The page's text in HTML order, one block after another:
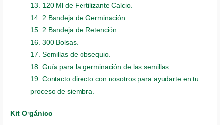
13. 120 Ml de Fertilizante Calcio.
14. 2 Bandeja de Germinación.
15. 2 Bandeja de Retención.
16. 300 Bolsas.
17. Semillas de obsequio.
18. Guía para la germinación de las semillas.
19. Contacto directo con nosotros para ayudarte en tu
proceso de siembra.
Kit Orgánico